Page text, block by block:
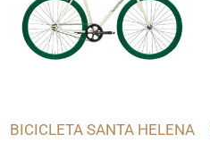
BICICLETA SANTA HELENA